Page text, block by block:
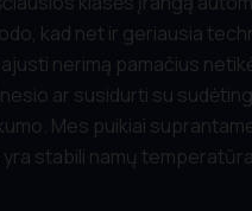
kad net ir geriausia
nerimą pamačius
ar susidurti su
Mes puikiai
stabili namų